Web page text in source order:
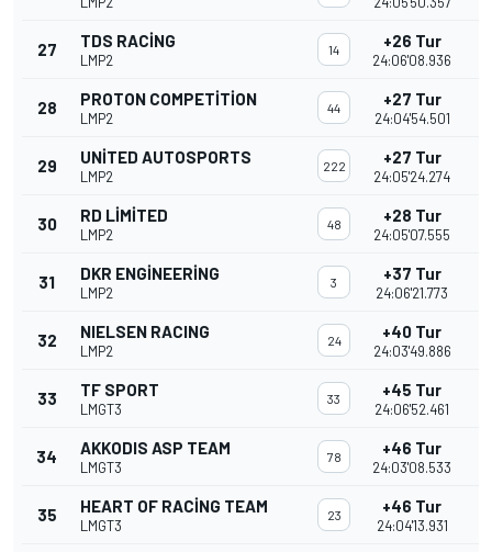
27 TDS RACING
LMP2
14 +26 Tur
24:06'08.936
28 PROTON COMPETITION
LMP2
44 +27 Tur
24:04'54.501
29 UNITED AUTOSPORTS
LMP2
222 +27 Tur
24:05'24.274
30 RD LIMITED
LMP2
48 +28 Tur
24:05'07.555
31 DKR ENGINEERING
LMP2
3 +37 Tur
24:06'21.773
32 NIELSEN RACING
LMP2
24 +40 Tur
24:03'49.886
33 TF SPORT
LMGT3
33 +45 Tur
24:06'52.461
34 AKKODIS ASP TEAM
LMGT3
78 +46 Tur
24:03'08.533
35 HEART OF RACING TEAM
LMGT3
23 +46 Tur
24:04'13.931